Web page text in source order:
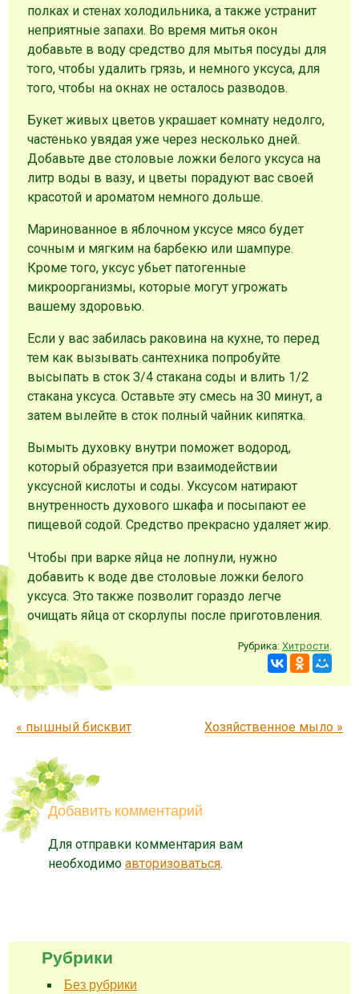
полках и стенах холодильника, а также устранит
неприятные запахи. Во время митья окон
добавьте в воду средство для мытья посуды для
того, чтобы удалить грязь, и немного уксуса, для
того, чтобы на окнах не осталось разводов.
Букет живых цветов украшает комнату недолго,
частенько увядая уже через несколько дней.
Добавьте две столовые ложки белого уксуса на
литр воды в вазу, и цветы порадуют вас своей
красотой и ароматом немного дольше.
Маринованное в яблочном уксусе мясо будет
сочным и мягким на барбекю или шампуре.
Кроме того, уксус убьет патогенные
микроорганизмы, которые могут угрожать
вашему здоровью.
Если у вас забилась раковина на кухне, то перед
тем как вызывать сантехника попробуйте
высыпать в сток 3/4 стакана соды и влить 1/2
стакана уксуса. Оставьте эту смесь на 30 минут, а
затем вылейте в сток полный чайник кипятка.
Вымыть духовку внутри поможет водород,
который образуется при взаимодействии
уксусной кислоты и соды. Уксусом натирают
внутренность духового шкафа и посыпают ее
пищевой содой. Средство прекрасно удаляет жир.
Чтобы при варке яйца не лопнули, нужно
добавить к воде две столовые ложки белого
уксуса. Это также позволит гораздо легче
очищать яйца от скорлупы после приготовления.
Рубрика: Хитрости
Запись навигация
« пышный бисквит Хозяйственное мыло »
Добавить комментарий
Для отправки комментария вам
необходимо авторизоваться.
Рубрики
Без рубрики